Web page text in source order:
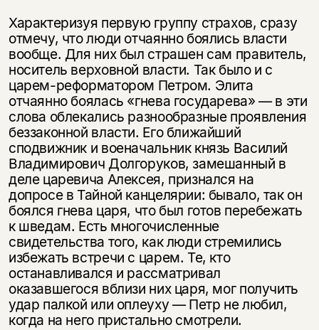
Характеризуя первую группу страхов, сразу
отмечу, что люди отчаянно боялись власти
вообще. Для них был страшен сам правитель,
носитель верховной власти. Так было и с
царем-реформатором Петром. Элита
отчаянно боялась «гнева государева» — в эти
слова облекались разнообразные проявления
беззаконной власти. Его ближайший
сподвижник и военачальник князь Василий
Владимирович Долгоруков, замешанный в
деле царевича Алексея, признался на
допросе в Тайной канцелярии: бывало, так он
боялся гнева царя, что был готов перебежать
к шведам. Есть многочисленные
свидетельства того, как люди стремились
избежать встречи с царем. Те, кто
останавливался и рассматривал
оказавшегося вблизи них царя, мог получить
удар палкой или оплеуху — Петр не любил,
когда на него пристально смотрели.